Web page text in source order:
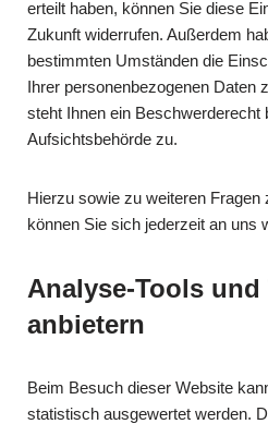
erteilt haben, können Sie diese
Zukunft widerrufen. Außerdem
bestimmten Umständen die
Ihrer personenbezogenen Daten
steht Ihnen ein Beschwerderecht
Aufsichtsbehörde zu.
Hierzu sowie zu weiteren
können Sie sich jederzeit an uns
Analyse-Tools
anbietern
Beim Besuch dieser Website
statistisch ausgewertet werden.